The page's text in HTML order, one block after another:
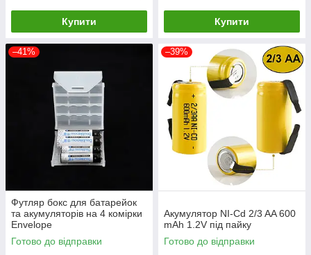
Купити Купити
–41%
Футляр бокс для батарейок
та акумуляторів на 4 комірки
Envelope
Готово до відправки
–39%
Акумулятор NI-Cd 2/3 AA 600
mAh 1.2V під пайку
Готово до відправки